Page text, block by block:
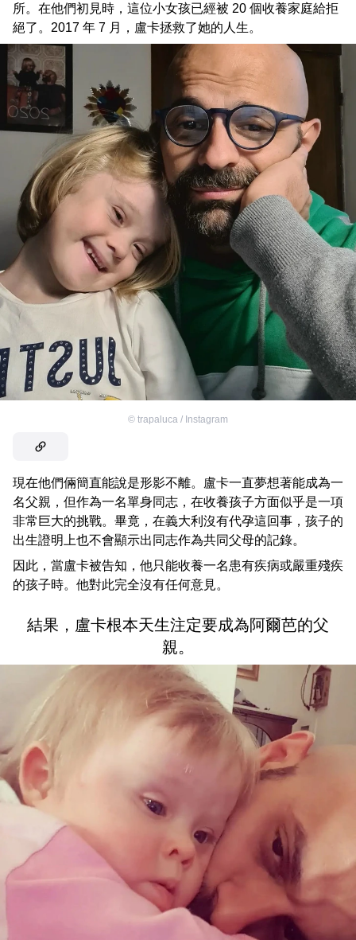
所。在他們初見時，這位小女孩已經被 20 個收養家庭給拒
絕了。2017 年 7 月，盧卡拯救了她的人生。
© trapaluca / Instagram
現在他們倆簡直能說是形影不離。盧卡一直夢想著能成為一
名父親，但作為一名單身同志，在收養孩子方面似乎是一項
非常巨大的挑戰。畢竟，在義大利沒有代孕這回事，孩子的
出生證明上也不會顯示出同志作為共同父母的記錄。
因此，當盧卡被告知，他只能收養一名患有疾病或嚴重殘疾
的孩子時。他對此完全沒有任何意見。
結果，盧卡根本天生注定要成為阿爾芭的父
親。